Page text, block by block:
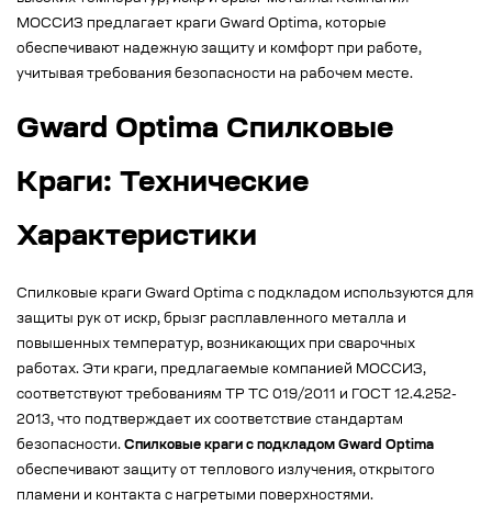
МОССИЗ предлагает краги Gward Optima, которые
обеспечивают надежную защиту и комфорт при работе,
учитывая требования безопасности на рабочем месте.
Gward Optima Спилковые
Краги: Технические
Характеристики
Спилковые краги Gward Optima с подкладом используются для
защиты рук от искр, брызг расплавленного металла и
повышенных температур, возникающих при сварочных
работах. Эти краги, предлагаемые компанией МОССИЗ,
соответствуют требованиям ТР ТС 019/2011 и ГОСТ 12.4.252-
2013, что подтверждает их соответствие стандартам
безопасности. Спилковые краги с подкладом Gward Optima
обеспечивают защиту от теплового излучения, открытого
пламени и контакта с нагретыми поверхностями.